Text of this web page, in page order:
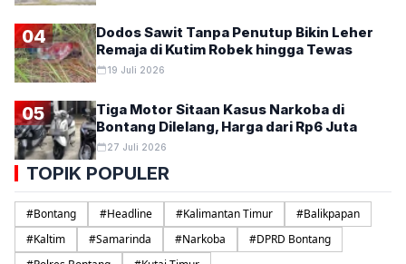
04
Dodos Sawit Tanpa Penutup Bikin Leher
Remaja di Kutim Robek hingga Tewas
19 Juli 2026
05
Tiga Motor Sitaan Kasus Narkoba di
Bontang Dilelang, Harga dari Rp6 Juta
27 Juli 2026
TOPIK POPULER
#Bontang #Headline #Kalimantan Timur #Balikpapan
#Kaltim #Samarinda #Narkoba #DPRD Bontang